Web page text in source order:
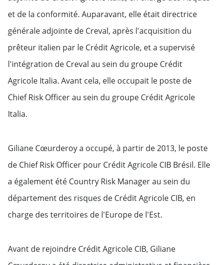
et de la conformité. Auparavant, elle était directrice
générale adjointe de Creval, après l'acquisition du
prêteur italien par le Crédit Agricole, et a supervisé
l'intégration de Creval au sein du groupe Crédit
Agricole Italia. Avant cela, elle occupait le poste de
Chief Risk Officer au sein du groupe Crédit Agricole
Italia.
Giliane Cœurderoy a occupé, à partir de 2013, le poste
de Chief Risk Officer pour Crédit Agricole CIB Brésil. Elle
a également été Country Risk Manager au sein du
département des risques de Crédit Agricole CIB, en
charge des territoires de l'Europe de l'Est.
Avant de rejoindre Crédit Agricole CIB, Giliane